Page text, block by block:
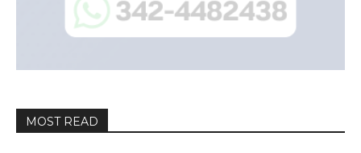
MOST READ